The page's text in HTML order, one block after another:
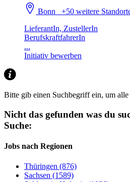
Bonn+50 weitere
LieferantIn, ZustellerIn
BerufskraftfahrerIn
...
Initiativ bewerben
Bitte gib einen Suchbegriff ein, um alle
Nicht das gefunden was du
Suche:
Jobs nach Regionen
Thüringen (876)
Sachsen (1589)